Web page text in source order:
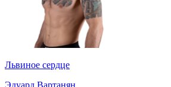
Львиное сердце